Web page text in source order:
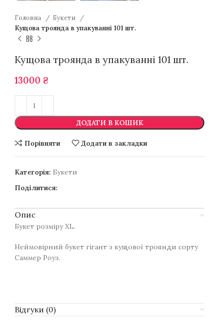
Головна
Букети
Кущова троянда в упакуванні 101 шт.
Кущова троянда в упакуванні 101 шт.
13000 ₴
ДОДАТИ В КОШИК
Порівняти Додати в закладки
Категорія: Букети
Поділитися:
Опис
Букет розміру XL.
Неймовірний букет гігант з кущової троянди сорту
Саммер Роуз.
Відгуки (0)